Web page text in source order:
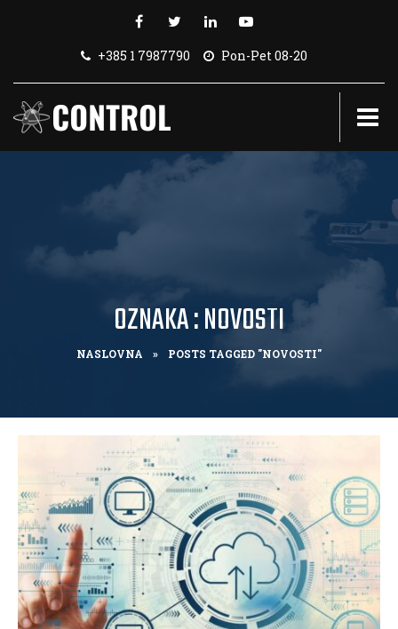
+385 1 7987790 Pon-Pet 08-20
OZNAKA : NOVOSTI
NASLOVNA » POSTS TAGGED "NOVOSTI"